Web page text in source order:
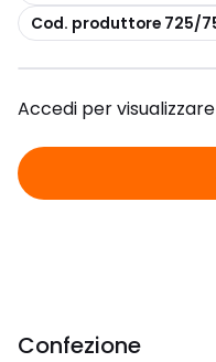
copia
Cod. produttore 725/
Accedi per
Confezione